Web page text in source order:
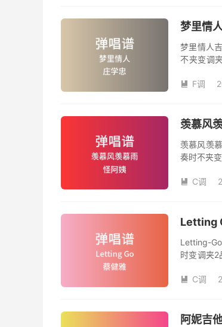
梦里情
梦里情人
不夹变调
人》是由
 F调
羡慕风
羡慕风羡
奏时不夹
姨演唱的
 C调
Letting
Letting-
时变调夹2
 C调
阿妮吉